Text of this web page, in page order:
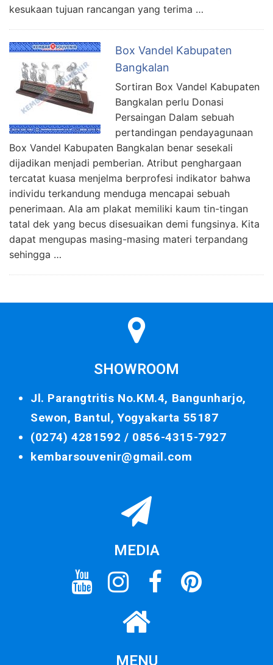
kesukaan tujuan rancangan yang terima …
Box Vandel Kabupaten
Bangkalan
Sortiran Box Vandel Kabupaten
Bangkalan perlu Donasi
Persaingan Dalam sebuah
pertandingan pendayagunaan
Box Vandel Kabupaten Bangkalan benar sesekali
dijadikan menjadi pemberian. Atribut penghargaan
tercatat kuasa menjelma berprofesi indikator bahwa
individu terkandung menduga mencapai sebuah
penerimaan. Ala am plakat memiliki kaum tin-tingan
tatal dek yang becus disesuaikan demi fungsinya. Kita
dapat mengupas masing-masing materi terpandang
sehingga …
SHOWROOM
Jl. Parangtritis No.KM.4, Bangunharjo,
Sewon, Bantul, Yogyakarta 55187
(0274) 4281592 / 0856-4315-7927
kembarsouvenir@gmail.com
MEDIA
MENU